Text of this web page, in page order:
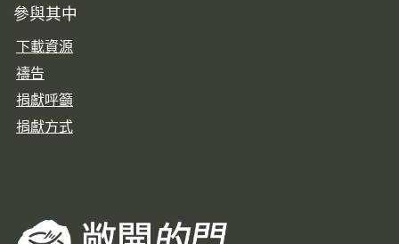
參與其中
下載資源
禱告
捐獻呼籲
捐獻方式